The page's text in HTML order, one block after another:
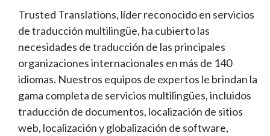
Trusted Translations, líder reconocido en servicios
de traducción multilingüe, ha cubierto las
necesidades de traducción de las principales
organizaciones internacionales en más de 140
idiomas. Nuestros equipos de expertos le brindan la
gama completa de servicios multilingües, incluidos
traducción de documentos, localización de sitios
web, localización y globalización de software,